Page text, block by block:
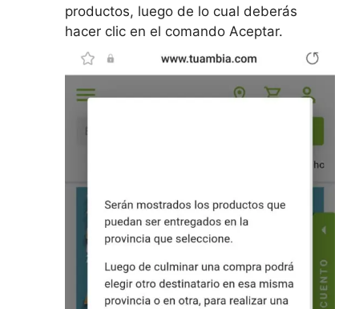
productos, luego de lo cual deberás
hacer clic en el comando Aceptar.